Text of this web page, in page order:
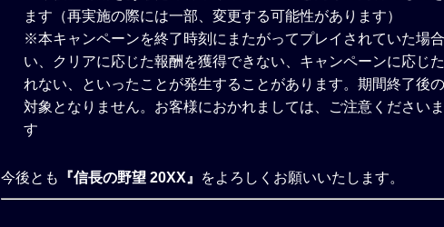
ます（再実施の際には一部、変更する可能性があります）
※本キャンペーンを終了時刻にまたがってプレイされていた場
い、クリアに応じた報酬を獲得できない、キャンペーンに応じ
れない、といったことが発生することがあります。期間終了後
対象となりません。お客様におかれましては、ご注意ください
す
今後とも 『信長の野望 20XX』 をよろしくお願いいたします。